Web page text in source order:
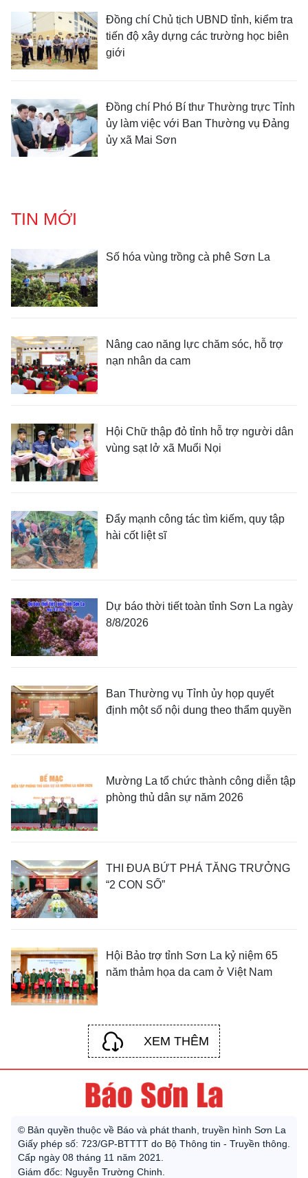
Đồng chí Chủ tịch UBND tỉnh, kiểm tra
tiến độ xây dựng các trường học biên
giới
Đồng chí Phó Bí thư Thường trực Tỉnh
ủy làm việc với Ban Thường vụ Đảng
ủy xã Mai Sơn
TIN MỚI
Số hóa vùng trồng cà phê Sơn La
Nâng cao năng lực chăm sóc, hỗ trợ
nạn nhân da cam
Hội Chữ thập đỏ tỉnh hỗ trợ người dân
vùng sạt lở xã Muổi Nọi
Đẩy mạnh công tác tìm kiếm, quy tập
hài cốt liệt sĩ
Dự báo thời tiết toàn tỉnh Sơn La ngày
8/8/2026
Ban Thường vụ Tỉnh ủy họp quyết
định một số nội dung theo thẩm quyền
Mường La tổ chức thành công diễn tập
phòng thủ dân sự năm 2026
THI ĐUA BỨT PHÁ TĂNG TRƯỞNG
“2 CON SỐ”
Hội Bảo trợ tỉnh Sơn La kỷ niệm 65
năm thảm họa da cam ở Việt Nam
XEM THÊM
© Bản quyền thuộc về Báo và phát thanh, truyền hình Sơn La
Giấy phép số: 723/GP-BTTTT do Bộ Thông tin - Truyền thông.
Cấp ngày 08 tháng 11 năm 2021.
Giám đốc: Nguyễn Trường Chinh.